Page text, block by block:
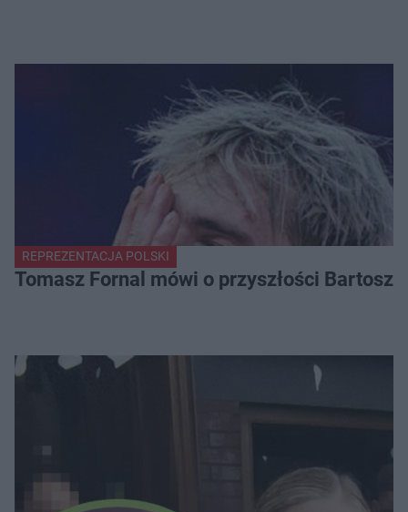
REPREZENTACJA POLSKI
Tomasz Fornal mówi o przyszłości